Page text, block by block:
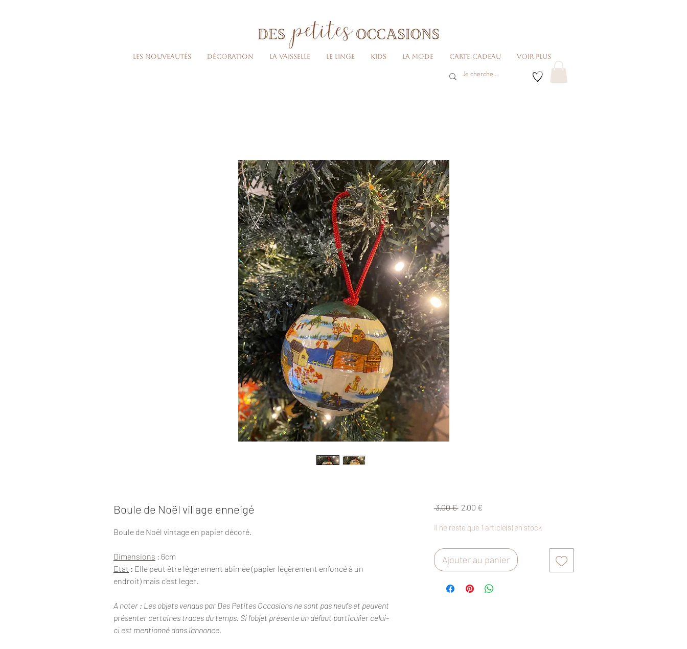
Les nouveautés Décoration La vaisselle Le linge Kids La Mode Carte cadeau voir plus
Boule de Noël village enneigé
Boule de Noël vintage en papier décoré.
Dimensions : 6cm
Etat : Elle peut être légèrement abimée (papier légèrement enfoncé à un
endroit) mais c'est leger.
A noter : Les objets vendus par Des Petites Occasions ne sont pas neufs et peuvent
présenter certaines traces du temps. Si l'objet présente un défaut particulier celui-
ci est mentionné dans l’annonce.
3,00 € Prix
2,00 €Prix
Il ne reste que 1 article(s) en stock
Ajouter au panier